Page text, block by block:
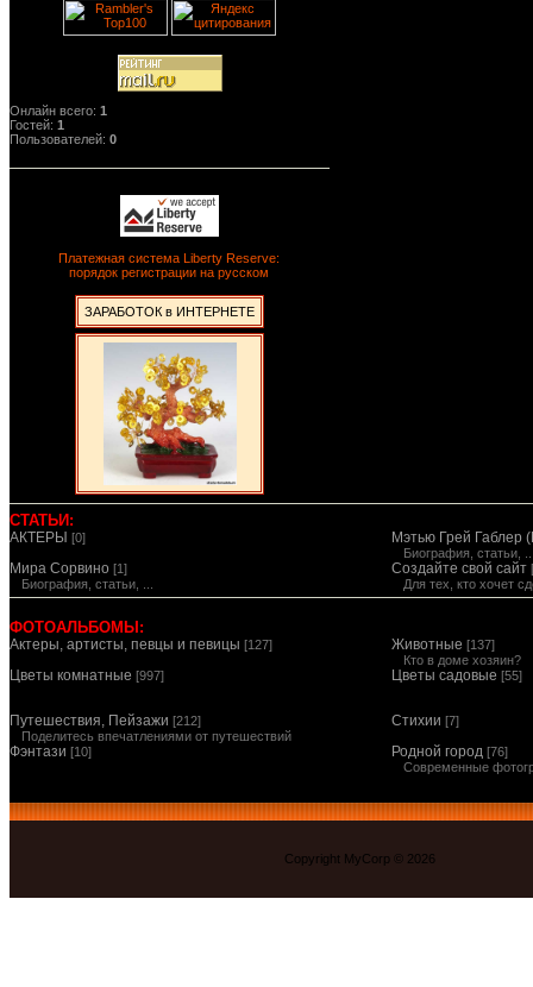
Онлайн всего: 1
Гостей: 1
Пользователей: 0
Платежная система Liberty Reserve:
порядок регистрации на русском
ЗАРАБОТОК в ИНТЕРНЕТЕ
СТАТЬИ:
АКТЕРЫ [0] Мэтью Грей Габлер
Биография, статьи,
Мира Сорвино [1]
Биография, статьи, ...
Создайте свой сайт
Для тех, кто хочет
ФОТОАЛЬБОМЫ:
Актеры, артисты, певцы и певицы [127] Животные [137]
Кто в доме хозяин?
Цветы комнатные [997] Цветы садовые [55]
Путешествия, Пейзажи [212]
Поделитесь впечатлениями от путешествий
Стихии [7]
Фэнтази [10] Родной город [76]
Современные
Copyright MyCorp © 2026